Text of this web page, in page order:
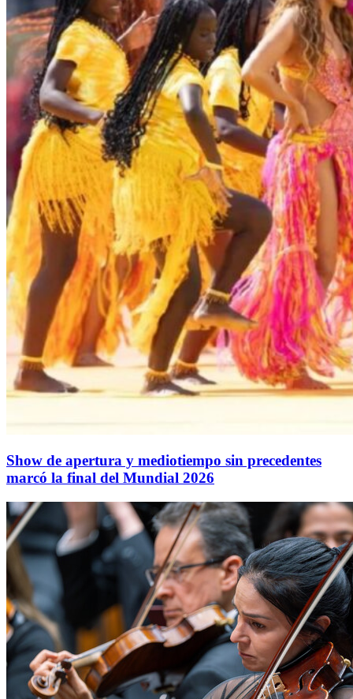
Show de apertura y mediotiempo sin precedentes
marcó la final del Mundial 2026